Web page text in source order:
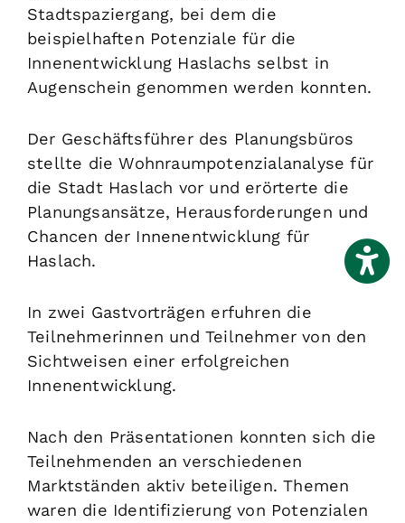
Stadtspaziergang, bei dem die
beispielhaften Potenziale für die
Innenentwicklung Haslachs selbst in
Augenschein genommen werden konnten.
Der Geschäftsführer des Planungsbüros
stellte die Wohnraumpotenzialanalyse für
die Stadt Haslach vor und erörterte die
Planungsansätze, Herausforderungen und
Chancen der Innenentwicklung für
Haslach.
In zwei Gastvorträgen erfuhren die
Teilnehmerinnen und Teilnehmer von den
Sichtweisen einer erfolgreichen
Innenentwicklung.
Nach den Präsentationen konnten sich die
Teilnehmenden an verschiedenen
Marktständen aktiv beteiligen. Themen
waren die Identifizierung von Potenzialen